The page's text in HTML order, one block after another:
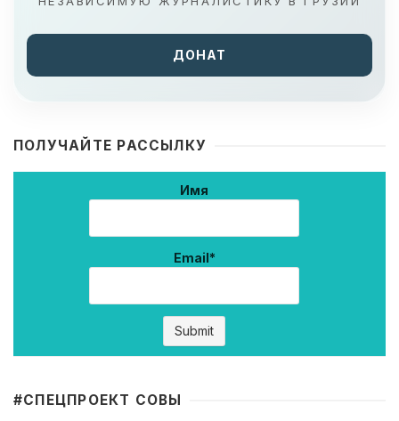
ДОНАТ
ПОЛУЧАЙТЕ РАССЫЛКУ
Имя
Email*
#CПЕЦПРОЕКТ СОВЫ